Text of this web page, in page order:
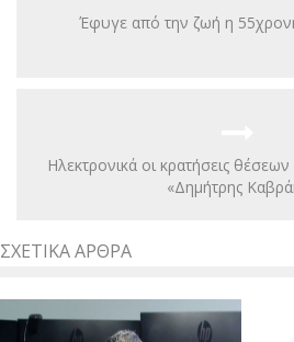
Έφυγε από την ζωή η
Ηλεκτρονικά οι κρατήσεις
«Δημήτρης
ΣΧΕΤΙΚΆ ΆΡΘΡΑ